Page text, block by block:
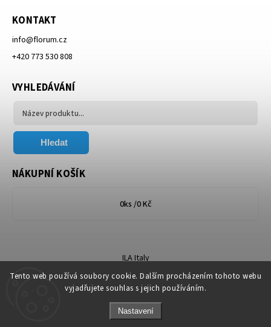
Tento web používá soubory cookie. Dalším procházením tohoto webu
vyjadřujete souhlas s jejich používáním.
Nastavení
KONTAKT
info@florum.cz
+420 773 530 808
VYHLEDÁVÁNÍ
Hledat
NÁKUPNÍ KOŠÍK
0ks /0 Kč
ILA Italy